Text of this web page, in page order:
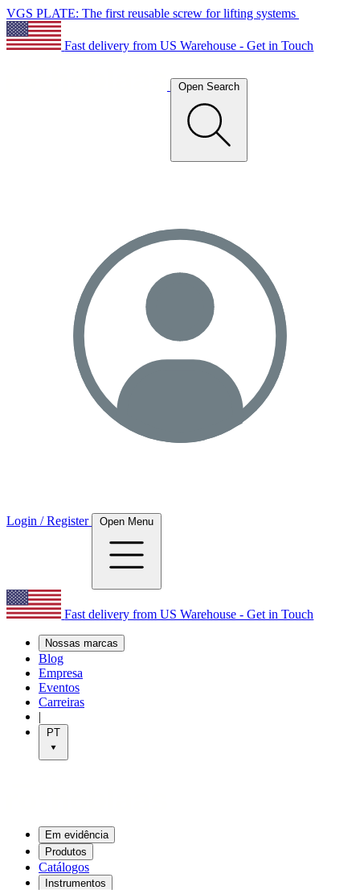
VGS PLATE: The first reusable screw for lifting systems
Fast delivery from US Warehouse - Get in Touch
Open Search
Login / Register Open Menu
Fast delivery from US Warehouse - Get in Touch
Nossas marcas
Blog
Empresa
Eventos
Carreiras
|
PT
Em evidência
Produtos
Catálogos
Instrumentos